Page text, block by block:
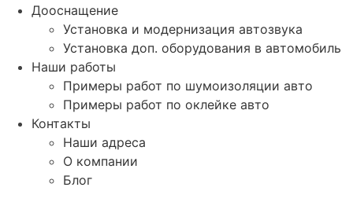
Дооснащение
Установка и модернизация автозвука
Установка доп. оборудования в автомобиль
Наши работы
Примеры работ по шумоизоляции авто
Примеры работ по оклейке авто
Контакты
Наши адреса
О компании
Блог